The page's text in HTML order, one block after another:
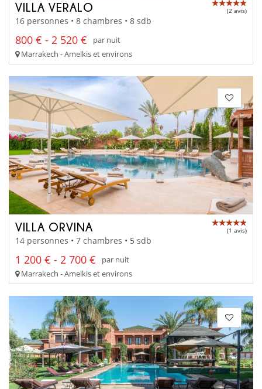
VILLA VERALO (2 avis)
16 personnes • 8 chambres • 8 sdb
800 € - 2 520 €
par nuit
Marrakech - Amelkis et environs
VILLA ORVINA (1 avis)
14 personnes • 7 chambres • 5 sdb
1 200 € - 2 700 €
par nuit
Marrakech - Amelkis et environs